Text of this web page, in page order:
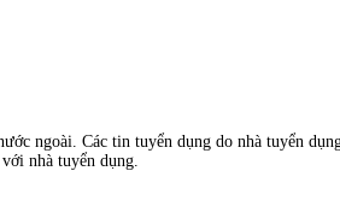
ngoài. Các tin tuyển dụng do nhà tuyển
nhà tuyển dụng.